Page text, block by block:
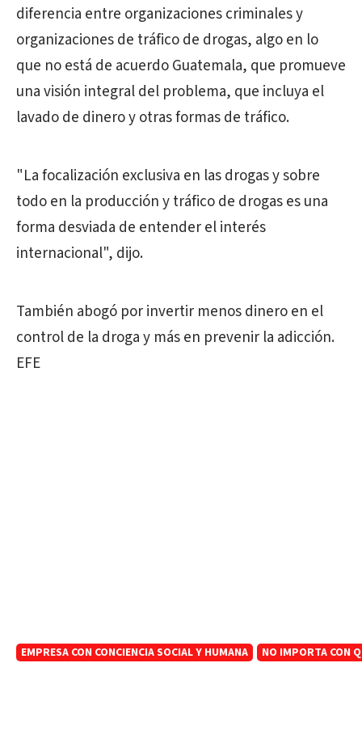
diferencia entre organizaciones criminales y
organizaciones de tráfico de drogas, algo en lo
que no está de acuerdo Guatemala, que promueve
una visión integral del problema, que incluya el
lavado de dinero y otras formas de tráfico.
"La focalización exclusiva en las drogas y sobre
todo en la producción y tráfico de drogas es una
forma desviada de entender el interés
internacional", dijo.
También abogó por invertir menos dinero en el
control de la droga y más en prevenir la adicción.
EFE
EMPRESA CON CONCIENCIA SOCIAL Y HUMANA NO IMPORTA CON